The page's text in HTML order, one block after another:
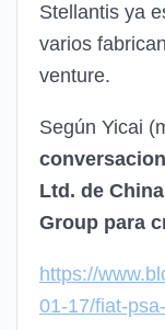
Stellantis ya
varios
venture.
Según Yicai
Ltd. de
Group para
https://
01-17/fiat-